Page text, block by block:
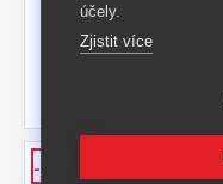
-35%
účely.
Zjistit více